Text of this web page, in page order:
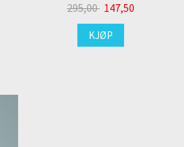
295,00 147,50
KJØP